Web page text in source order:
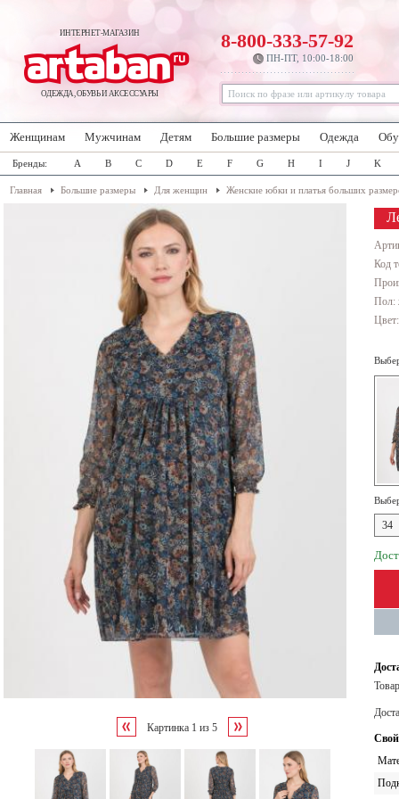
ИНТЕРНЕТ-МАГАЗИН
ОДЕЖДА, ОБУВЬ И АКСЕССУАРЫ
8-800-333-57-92
ПН-ПТ, 10:00-18:00
Женщинам Мужчинам Детям Большие размеры Одежда
Бренды: A B C D E F G H I J K
Главная Большие размеры Для женщин Женские юбки и платья больших
Картинка 1 из 5
Код
Пол:
34